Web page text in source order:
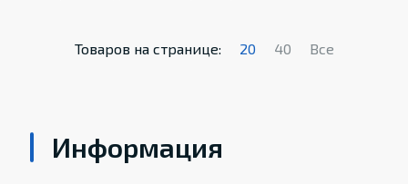
Товаров на странице: 20 40 Все
Информация